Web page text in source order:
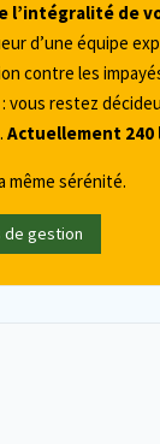
l’intégralité de
d’une équipe
contre les
vous restez
Actuellement 240
même sérénité.
de gestion